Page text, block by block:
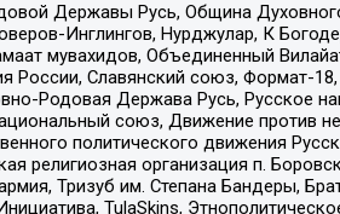
Державы Русь, Община
Инглингов, Нурджулар, К
мувахидов, Объединенный
России, Славянский союз, Формат-
Родовая Держава Русь, Русское
союз, Движение против
политического движения
религиозная организация п.
Тризуб им. Степана Бандеры,
TulaSkins,